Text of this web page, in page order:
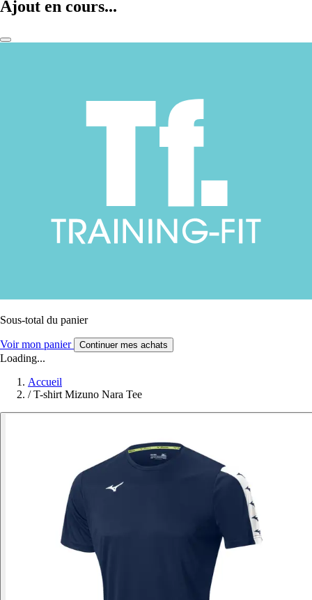
Ajout en cours...
Sous-total du panier
Voir mon panier Continuer mes achats
Loading...
Accueil
/ T-shirt Mizuno Nara Tee